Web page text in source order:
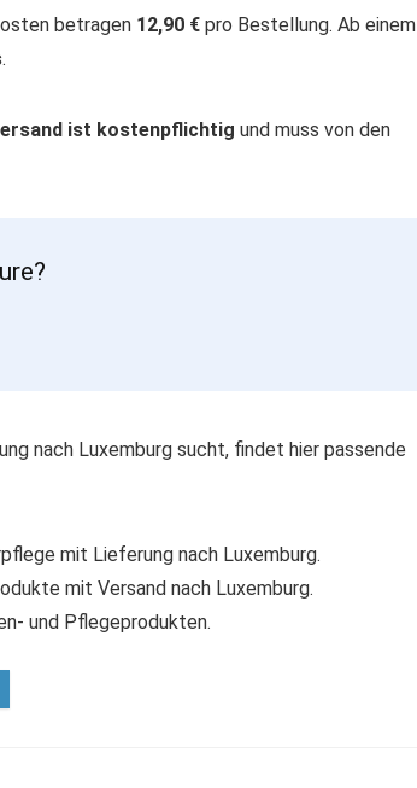
betragen 12,90 € pro Bestellung. Ab einem
.
ist kostenpflichtig und muss von den
nach Luxemburg sucht, findet hier passende
mit Lieferung nach Luxemburg.
mit Versand nach Luxemburg.
und Pflegeprodukten.